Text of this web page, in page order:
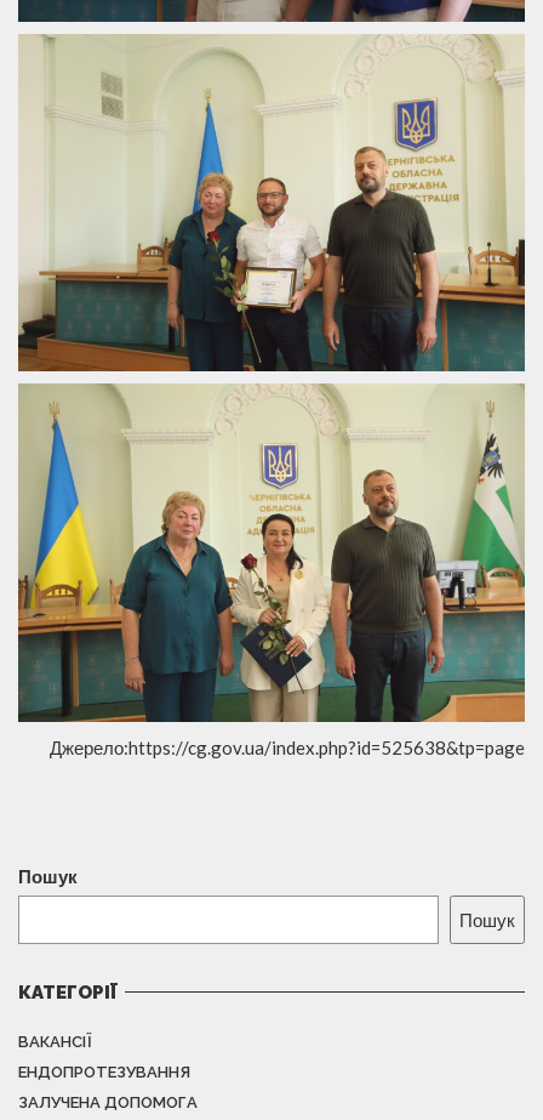
Джерело:https://cg.gov.ua/index.php?id=525638&tp=page
Пошук
Пошук
КАТЕГОРІЇ
ВАКАНСІЇ
ЕНДОПРОТЕЗУВАННЯ
ЗАЛУЧЕНА ДОПОМОГА